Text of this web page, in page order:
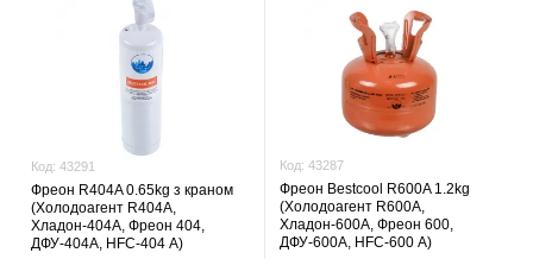
Код: 43291
Фреон R404A 0.65kg з краном
(Холодоагент R404A,
Хладон-404A, Фреон 404,
ДФУ-404A, HFC-404 А)
Код: 43287
Фреон Bestcool R600A 1.2kg
(Холодоагент R600A,
Хладон-600A, Фреон 600,
ДФУ-600A, HFC-600 А)